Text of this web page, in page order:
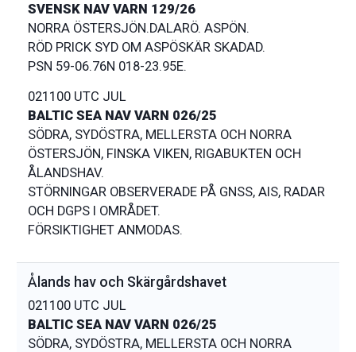
SVENSK NAV VARN 129/26
NORRA ÖSTERSJÖN.DALARÖ. ASPÖN.
RÖD PRICK SYD OM ASPÖSKÄR SKADAD.
021100 UTC JUL
BALTIC SEA NAV VARN 026/25
SÖDRA, SYDÖSTRA, MELLERSTA OCH NORRA
ÖSTERSJÖN, FINSKA VIKEN, RIGABUKTEN OCH
ÅLANDSHAV.
STÖRNINGAR OBSERVERADE PÅ GNSS, AIS, RADAR
OCH DGPS I OMRÅDET.
Ålands hav och Skärgårdshavet
021100 UTC JUL
BALTIC SEA NAV VARN 026/25
SÖDRA, SYDÖSTRA, MELLERSTA OCH NORRA